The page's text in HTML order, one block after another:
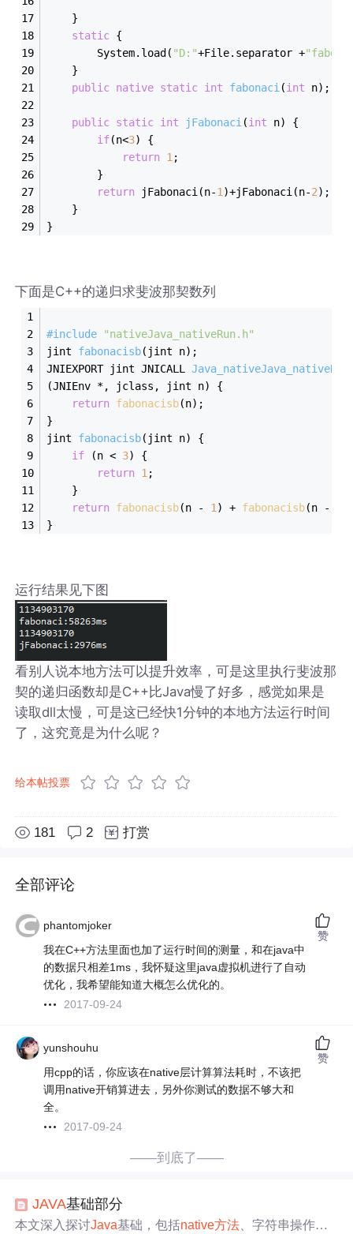
	}
static {
		System.load(
"D:"+File.separator +
	}
public native static int fabonaci (int n) ;
public static int jFabonaci (int n)
{
if(n<3) {
return 1 ;
		}
return jFabonaci(n-1 )+jFabonaci(n-2);
	}
}
下面是C++的递归求斐波那契数列
#include
"nativeJava_nativeRun.h"
jint fabonacisb(jint n) ;
JNIEXPORT jint JNICALL
(JNIEnv *, jclass, jint n)
{
return fabonacisb(n);
}
jint fabonacisb(jint n)
{
if (n < 3) {
return 1 ;
	}
return fabonacisb(n - 1 ) + fabonacisb(n -
}
运行结果见下图
看别人说本地方法可以提升效率，可是这里执行斐波那
契的递归函数却是C++比Java慢了好多，感觉如果是
读取dll太慢，可是这已经快1分钟的本地方法运行时间
了，这究竟是为什么呢？
给本帖投票
181 2 打赏
全部评论
phantomjoker
我在C++方法里面也加了运行时间的测量，和在java中
的数据只相差1ms，我怀疑这里java虚拟机进行了自动
优化，我希望能知道大概怎么优化的。
2017-09-24
赞
yunshouhu
用cpp的话，你应该在native层计算算法耗时，不该把
调用native开销算进去，另外你测试的数据不够大和
全。
2017-09-24
赞
——到底了——
JAVA基础部分
本文深入探讨Java基础，包括native方法 、字符串操作、